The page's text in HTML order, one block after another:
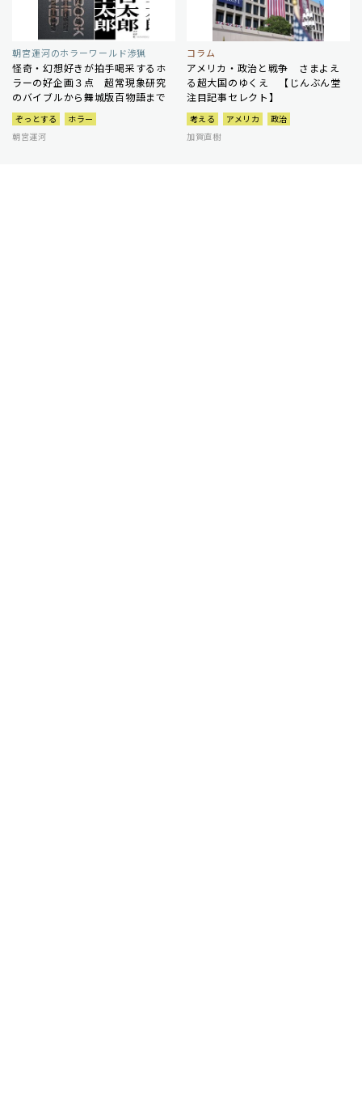
朝宮運河のホラーワールド渉猟
怪奇・幻想好きが拍手喝采するホ
ラーの好企画３点 超常現象研究
のバイブルから舞城版百物語まで
ぞっとする
ホラー
朝宮運河
コラム
アメリカ・政治と戦争 さまよえ
る超大国のゆくえ 【じんぶん堂
注目記事セレクト】
考える アメリカ
政治
加賀直樹